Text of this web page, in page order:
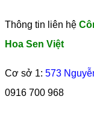
Thông tin liên hệ
Hoa Sen Việt
Cơ sở 1: 573
0916 700 968